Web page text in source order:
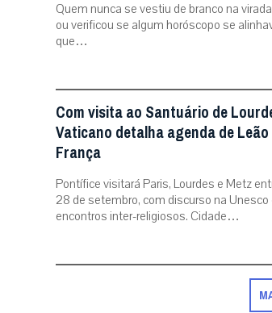
Quem nunca se vestiu de branco na
ou verificou se algum horóscopo se
que…
Com visita ao Santuário de
Vaticano detalha agenda de
França
Pontífice visitará Paris, Lourdes e Metz
28 de setembro, com discurso na Unesco
encontros inter-religiosos. Cidade…